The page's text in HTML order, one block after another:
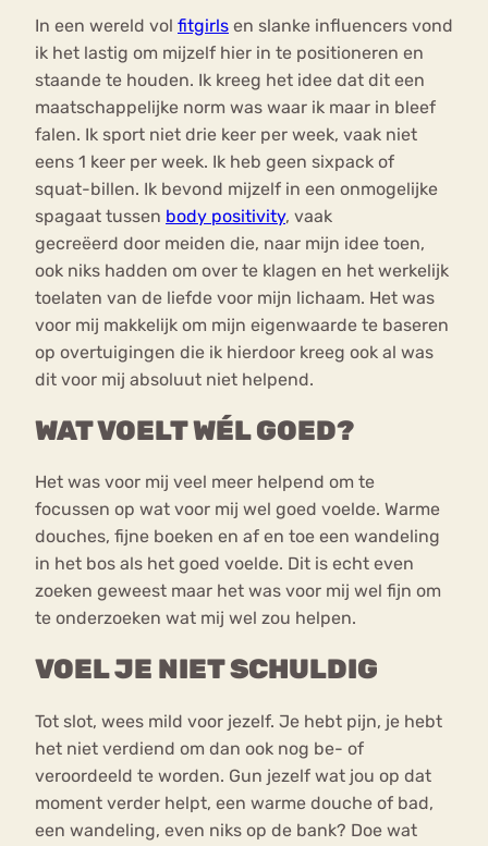
In een wereld vol fitgirls en slanke influencers vond
ik het lastig om mijzelf hier in te positioneren en
staande te houden. Ik kreeg het idee dat dit een
maatschappelijke norm was waar ik maar in bleef
falen. Ik sport niet drie keer per week, vaak niet
eens 1 keer per week. Ik heb geen sixpack of
squat-billen. Ik bevond mijzelf in een onmogelijke
spagaat tussen body positivity, vaak
gecreëerd door meiden die, naar mijn idee toen,
ook niks hadden om over te klagen en het werkelijk
toelaten van de liefde voor mijn lichaam. Het was
voor mij makkelijk om mijn eigenwaarde te baseren
op overtuigingen die ik hierdoor kreeg ook al was
dit voor mij absoluut niet helpend.
WAT VOELT WÉL GOED?
Het was voor mij veel meer helpend om te
focussen op wat voor mij wel goed voelde. Warme
douches, fijne boeken en af en toe een wandeling
in het bos als het goed voelde. Dit is echt even
zoeken geweest maar het was voor mij wel fijn om
te onderzoeken wat mij wel zou helpen.
VOEL JE NIET SCHULDIG
Tot slot, wees mild voor jezelf. Je hebt pijn, je hebt
het niet verdiend om dan ook nog be- of
veroordeeld te worden. Gun jezelf wat jou op dat
moment verder helpt, een warme douche of bad,
een wandeling, even niks op de bank? Doe wat